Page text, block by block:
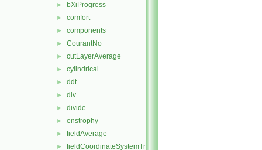
► bXiProgress
► comfort
► components
► CourantNo
► cutLayerAverage
► cylindrical
► ddt
► div
► divide
► enstrophy
► fieldAverage
► fieldCoordinateSystemTransform